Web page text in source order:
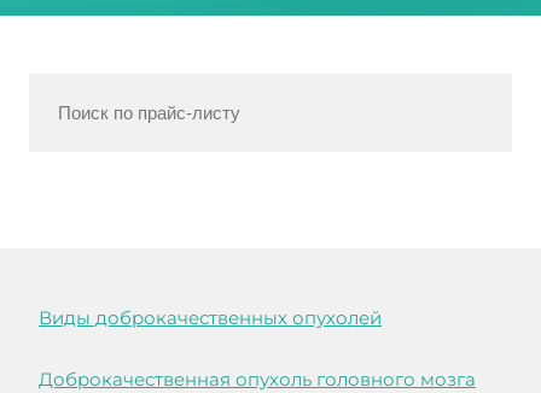
Виды доброкачественных опухолей
Доброкачественная опухоль головного мозга